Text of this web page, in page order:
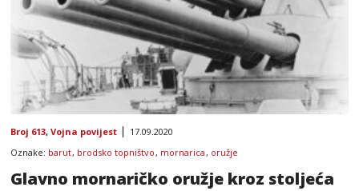
Broj 613, Vojna povijest
17.09.2020
Oznake: barut, brodsko topništvo, mornarica, oružje
Glavno mornaričko oružje kroz stoljeća